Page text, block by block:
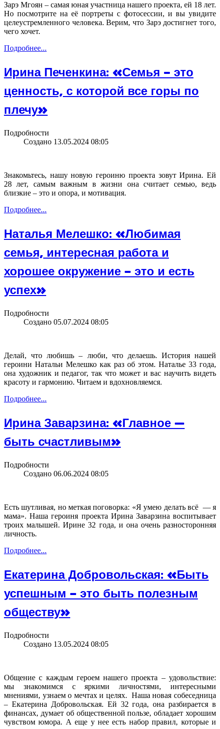
Зарэ Мгоян – самая юная участница нашего проекта, ей 18 лет.
Но посмотрите на еë портреты с фотосессии, и вы увидите
целеустремленного человека. Верим, что Зарэ достигнет того,
чего хочет.
Подробнее...
Ирина Печенкина: «Семья – это
ценность, с которой все горы по
плечу»
Подробности
Создано 13.05.2024 08:05
Знакомьтесь, нашу новую героиню проекта зовут Ирина. Ей
28 лет, самым важным в жизни она считает семью, ведь
близкие – это и опора, и мотивация.
Подробнее...
Наталья Мелешко: «Любимая
семья, интересная работа и
хорошее окружение – это и есть
успех»
Подробности
Создано 05.07.2024 08:05
Делай, что любишь – люби, что делаешь. История нашей
героини Натальи Мелешко как раз об этом. Наталье 33 года,
она художник и педагог, так что может и вас научить видеть
красоту и гармонию. Читаем и вдохновляемся.
Подробнее...
Ирина Заварзина: «Главное —
быть счастливым»
Подробности
Создано 06.06.2024 08:05
Есть шутливая, но меткая поговорка: «Я умею делать всё — я
мама». Наша героиня проекта Ирина Заварзина воспитывает
троих малышей. Ирине 32 года, и она очень разносторонняя
личность.
Подробнее...
Екатерина Добровольская: «Быть
успешным – это быть полезным
обществу»
Подробности
Создано 13.05.2024 08:05
Общение с каждым героем нашего проекта – удовольствие:
мы знакомимся с яркими личностями, интересными
мнениями, узнаем о мечтах и целях. Наша новая собеседница
– Екатерина Добровольская. Ей 32 года, она разбирается в
финансах, думает об общественной пользе, обладает хорошим
чувством юмора. А еще у нее есть набор правил, которые и